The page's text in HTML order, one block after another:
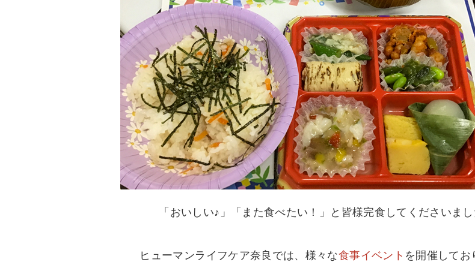
「おいしい♪」「また食べたい！」と皆様完食してくださいまし
ヒューマンライフケア奈良では、様々な食事イベント を開催してお